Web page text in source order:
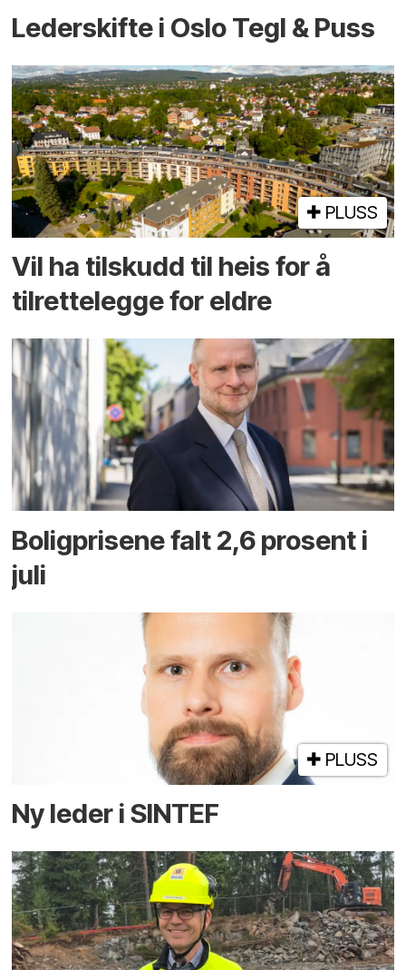
Lederskifte i Oslo Tegl & Puss
PLUSS
Vil ha tilskudd til heis for å
tilrettelegge for eldre
Boligprisene falt 2,6 prosent i
juli
PLUSS
Ny leder i SINTEF